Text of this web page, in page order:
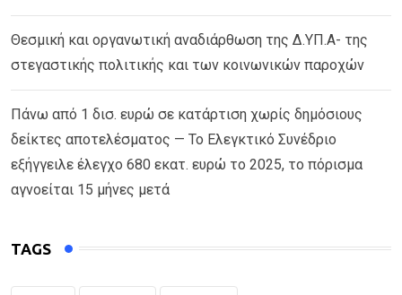
Θεσμική και οργανωτική αναδιάρθωση της Δ.ΥΠ.Α- της
στεγαστικής πολιτικής και των κοινωνικών παροχών
Πάνω από 1 δισ. ευρώ σε κατάρτιση χωρίς δημόσιους
δείκτες αποτελέσματος — Το Ελεγκτικό Συνέδριο
εξήγγειλε έλεγχο 680 εκατ. ευρώ το 2025, το πόρισμα
αγνοείται 15 μήνες μετά
TAGS